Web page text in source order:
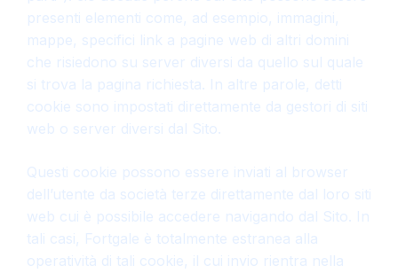
presenti elementi come, ad esempio, immagini,
mappe, specifici link a pagine web di altri domini
che risiedono su server diversi da quello sul quale
si trova la pagina richiesta. In altre parole, detti
cookie sono impostati direttamente da gestori di siti
web o server diversi dal Sito.
Questi cookie possono essere inviati al browser
dell’utente da società terze direttamente dal loro siti
web cui è possibile accedere navigando dal Sito. In
tali casi, Fortgale è totalmente estranea alla
operatività di tali cookie, il cui invio rientra nella